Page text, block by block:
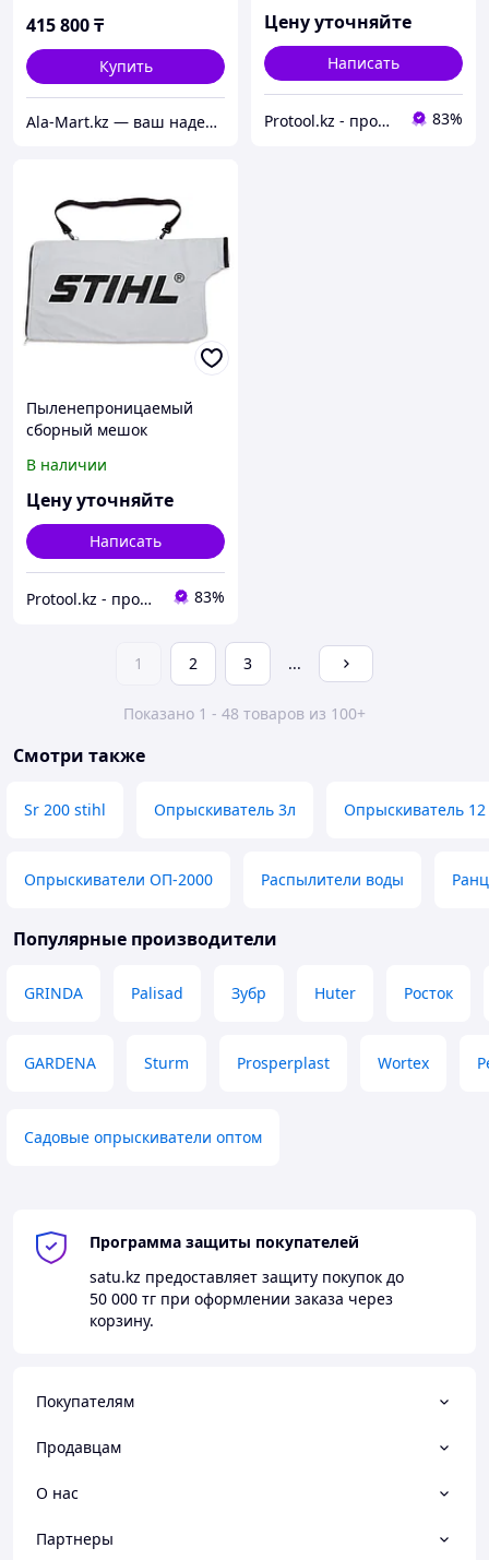
415 800₸
Купить
Ala-Mart.kz — ваш надежный партнер в мире качественных товаров.
Цену уточняйте
Написать
Protool.kz - продажа электроинструмента, ручные строительные и садовые инструменты 83%
Пыленепроницаемый
сборный мешок
В наличии
Цену уточняйте
Написать
Protool.kz - продажа электроинструмента, ручные строительные и садовые инструменты 83%
1 2 3 ...
Показано 1 - 48 товаров из 100+
Смотри также
Sr 200 stihl Опрыскиватель 3л Опрыскиватель 12
Опрыскиватели ОП-2000 Распылители воды
Популярные производители
GRINDA Palisad Зубр Huter Росток
GARDENA Sturm Prosperplast Wortex
Садовые опрыскиватели оптом
Программа защиты покупателей
satu.kz предоставляет защиту покупок до
50 000 тг при оформлении заказа через
корзину.
Покупателям
Продавцам
О нас
Партнеры